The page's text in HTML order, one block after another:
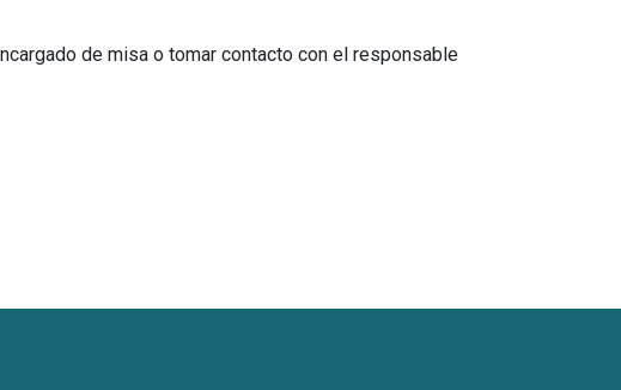
de misa o tomar contacto con el responsable